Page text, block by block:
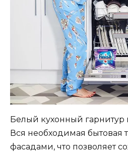
Белый кухонный
Вся необходимая бытовая
фасадами, что позволяет